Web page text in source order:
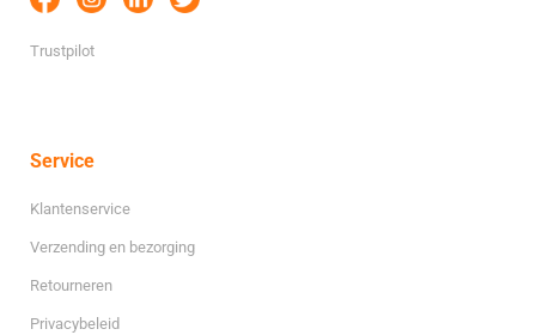
Trustpilot
Service
Klantenservice
Verzending en bezorging
Retourneren
Privacybeleid